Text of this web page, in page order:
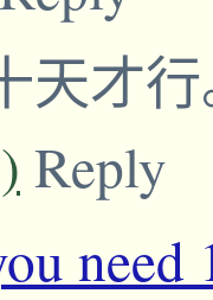
天才
Reply